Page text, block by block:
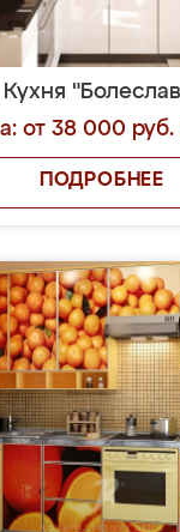
Кухня
от 38 000 руб.
ПОДРОБНЕЕ